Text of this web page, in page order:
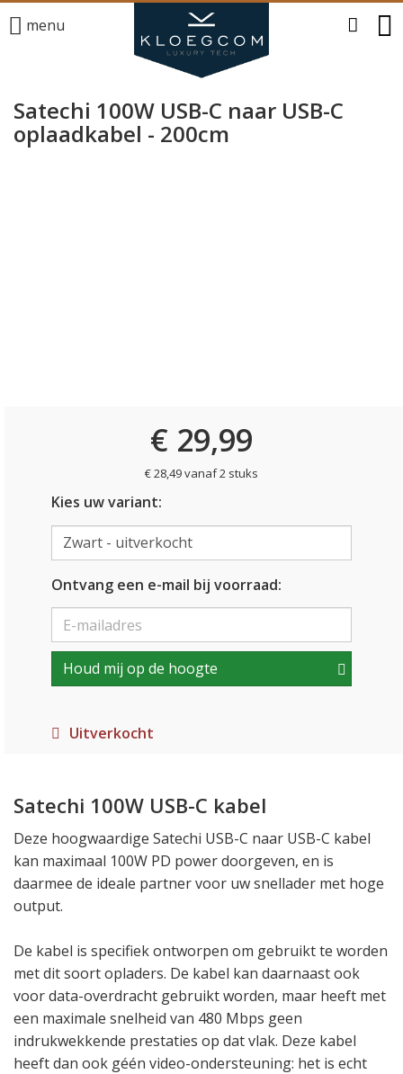
menu
Satechi 100W USB-C naar USB-C
oplaadkabel - 200cm
€ 29,99
€ 28,49 vanaf 2 stuks
Kies uw variant:
Ontvang een e-mail bij voorraad:
Houd mij op de hoogte
Uitverkocht
Satechi 100W USB-C kabel
Deze hoogwaardige Satechi USB-C naar USB-C kabel
kan maximaal 100W PD power doorgeven, en is
daarmee de ideale partner voor uw snellader met hoge
output.
De kabel is specifiek ontworpen om gebruikt te worden
met dit soort opladers. De kabel kan daarnaast ook
voor data-overdracht gebruikt worden, maar heeft met
een maximale snelheid van 480 Mbps geen
indrukwekkende prestaties op dat vlak. Deze kabel
heeft dan ook géén video-ondersteuning: het is echt